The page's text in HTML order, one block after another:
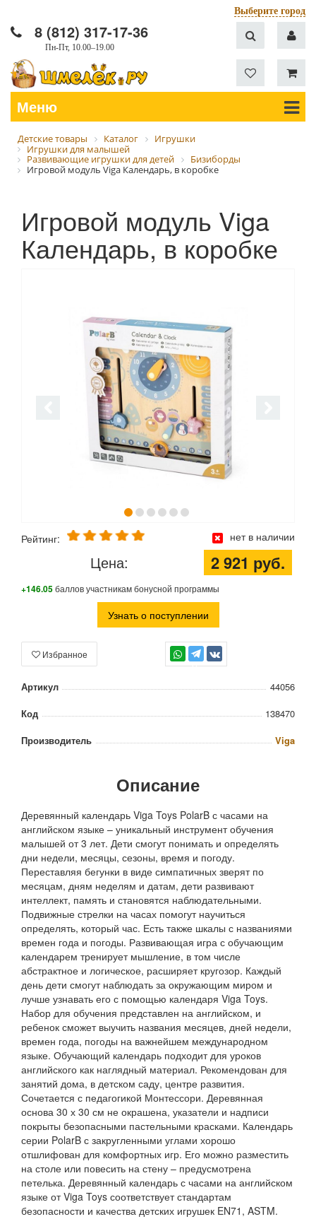
Выберите город
8 (812) 317-17-36
Пн-Пт, 10.00–19.00
Меню
Детские товары Каталог
Игрушки
Игрушки для малышей
Развивающие игрушки для детей
Бизиборды
Игровой модуль Viga Календарь, в коробке
Игровой модуль Viga
Календарь, в коробке
Рейтинг: нет в наличии
Цена: 2 921 руб.
+146.05баллов участникам бонусной программы
Узнать о поступлении
TG
Избранное
Артикул
44056
Код
138470
Производитель
Viga
Описание
Деревянный календарь Viga Toys PolarB с часами на
английском языке – уникальный инструмент обучения
малышей от 3 лет. Дети смогут понимать и определять
дни недели, месяцы, сезоны, время и погоду.
Переставляя бегунки в виде симпатичных зверят по
месяцам, дням неделям и датам, дети развивают
интеллект, память и становятся наблюдательными.
Подвижные стрелки на часах помогут научиться
определять, который час. Есть также шкалы с названиями
времен года и погоды. Развивающая игра с обучающим
календарем тренирует мышление, в том числе
абстрактное и логическое, расширяет кругозор. Каждый
день дети смогут наблюдать за окружающим миром и
лучше узнавать его с помощью календаря Viga Toys.
Набор для обучения представлен на английском, и
ребенок сможет выучить названия месяцев, дней недели,
времен года, погоды на важнейшем международном
языке. Обучающий календарь подходит для уроков
английского как наглядный материал. Рекомендован для
занятий дома, в детском саду, центре развития.
Сочетается с педагогикой Монтессори. Деревянная
основа 30 х 30 см не окрашена, указатели и надписи
покрыты безопасными пастельными красками. Календарь
серии PolarB с закругленными углами хорошо
отшлифован для комфортных игр. Его можно разместить
на столе или повесить на стену – предусмотрена
петелька. Деревянный календарь с часами на английском
языке от Viga Toys соответствует стандартам
безопасности и качества детских игрушек EN71, ASTM.